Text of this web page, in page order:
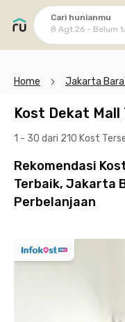
Cari hunianmu
8 Agt 26 - Belum
Home Jakarta
Kost Dekat Mall
1 - 30 dari 210 Kost
Rekomendasi
Terbaik, Jakarta
Perbelanjaan